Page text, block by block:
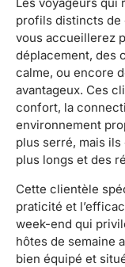
Les voyageurs qui
profils distincts de
vous accueillerez
déplacement, des
calme, ou encore
avantageux. Ces
confort, la
environnement
plus serré, mais
plus longs et des
Cette clientèle
praticité et
week-end qui
hôtes de semaine
bien équipé et